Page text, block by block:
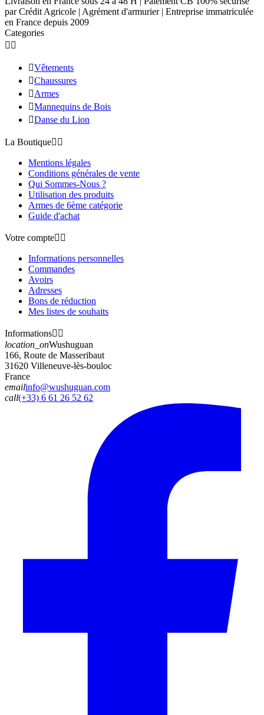
par Crédit Agricole | Agrément d'armurier | Entreprise immatriculée
en France depuis 2009
Categories
 
Vêtements
Chaussures
Armes
Mannequins de Bois
Danse du Lion
La Boutique 
Mentions légales
Conditions générales de vente
Qui Sommes-Nous ?
Utilisation des produits
Armes de 6ème catégorie
Guide d'achat
Votre compte 
Informations personnelles
Commandes
Avoirs
Adresses
Bons de réduction
Mes listes de souhaits
Informations 
location_onWushuguan
166, Route de Masseribaut
31620 Villeneuve-lès-bouloc
France
emailinfo@wushuguan.com
call(+33) 6 61 26 52 62